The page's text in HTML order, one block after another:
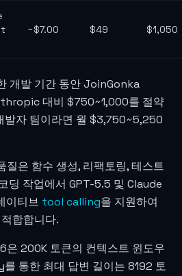
~$7.00 $49 $1,050
개발 기간 동안 JoinGonka
대비 $750~1,000를 절약
발자 팀이라면 월 $3,750~5,250
질은 함수 생성, 리팩토링, 테스트
딩 작업에서 GPT-5.5 및 Claude
이티브 tool calling을 지원하여
합합니다.
은 200K 토큰의 컨텍스트 윈도우
통한 최대 답변 길이는 8192 토